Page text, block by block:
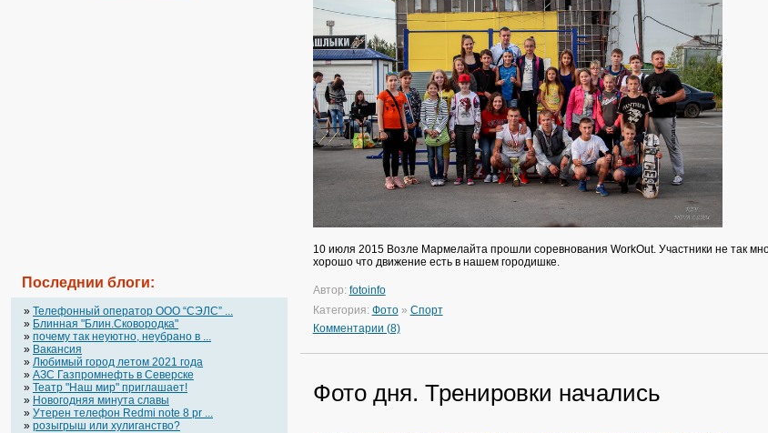
Последнии блоги:
» Телефонный оператор OOO “СЭЛС” ...
» Блинная "Блин.Сковородка"
» почему так неуютно, неубрано в ...
» Вакансия
» Любимый город летом 2021 года
» АЗС Газпромнефть в Северске
» Театр "Наш мир" приглашает!
» Новогодняя минута славы
» Утерен телефон Redmi note 8 pr ...
» розыгрыш или хулиганство?
10 июля 2015 Возле Мармелайта прошли соревнования WorkOut. Участники не так
хорошо что движение есть в нашем городишке.
Автор: fotoinfo
Категория: Фото» Спорт
Комментарии (8)
Фото дня. Тренировки начались